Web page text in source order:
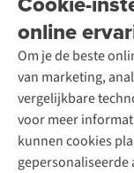
online
Om je de beste
van marketing,
vergelijkbare
voor meer
kunnen cookies
Garantie
Contact
Over A.S.Adventure
Wasservice
Schoenonderhoud
Schoenherstelling
Kledingherstelling
Retouches
Voor bedrijven
A.S.Magazine
Podcast
Explore Academy
Explore Camp
Gear Check
Inspiratie & advies
Meld je aan voor